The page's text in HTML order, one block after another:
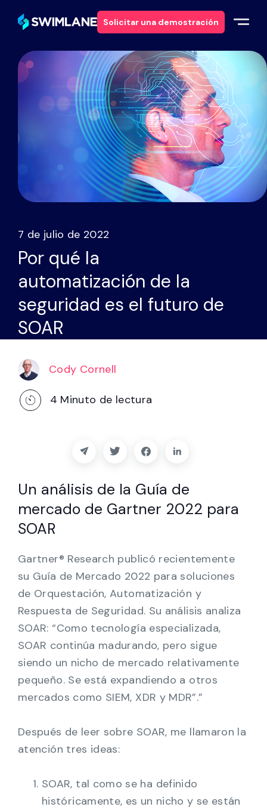
Solicitar una demostración
Por qué Swimlane
Soluciones
Productos
Servicios
Acerca de
Socios
Póngase en contacto con
Blog
Ayuda
7 de julio de 2022
Por qué la
automatización de la
seguridad es el futuro de
SOAR
Cody Cornell
4 Minuto de lectura
Un análisis de la Guía de
mercado de Gartner 2022 para
SOAR
Gartner® Research publicó recientemente
su Guía de Mercado 2022 para soluciones
de Orquestación, Automatización y
Respuesta de Seguridad. Su análisis analiza
SOAR: “Como tecnología especializada,
SOAR continúa madurando, pero sigue
siendo un nicho de mercado relativamente
pequeño. Se está expandiendo a otros
mercados como SIEM, XDR y MDR”.”
Después de leer sobre SOAR, me llamaron la
atención tres ideas:
SOAR, tal como se ha definido
históricamente, es un nicho y se están